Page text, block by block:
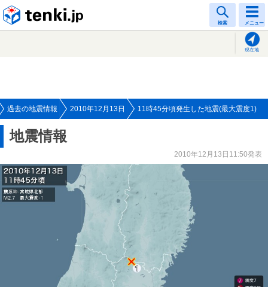
検索 メニュー
現在地
過去の地震情報 2010年12月13日 11時45分頃発生した地震(最大震度1)
地震情報
2010年12月13日11:50発表